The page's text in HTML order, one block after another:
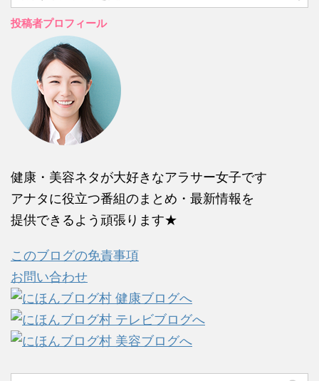
投稿者プロフィール
健康・美容ネタが大好きなアラサー女子です
アナタに役立つ番組のまとめ・最新情報を
提供できるよう頑張ります★
このブログの免責事項
お問い合わせ